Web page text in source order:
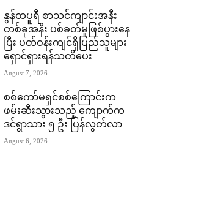
နွန်ထပူရီ စာသင်ကျာင်းအနီး
တစ်ခုအနီး ပစ်ခတ်မှုဖြစ်ပွားနေ
ပြီး ပတ်ဝန်းကျင်ရှိပြည်သူများ
ရှောင်ရှားရန်သတိပေး
August 7, 2026
စစ်ကော်မရှင်စစ်ကြောင်းက
ဖမ်းဆီးသွားသည့် ကျောက်က
ဒင်ရွာသား ၅ ဦး ပြန်လွတ်လာ
August 6, 2026